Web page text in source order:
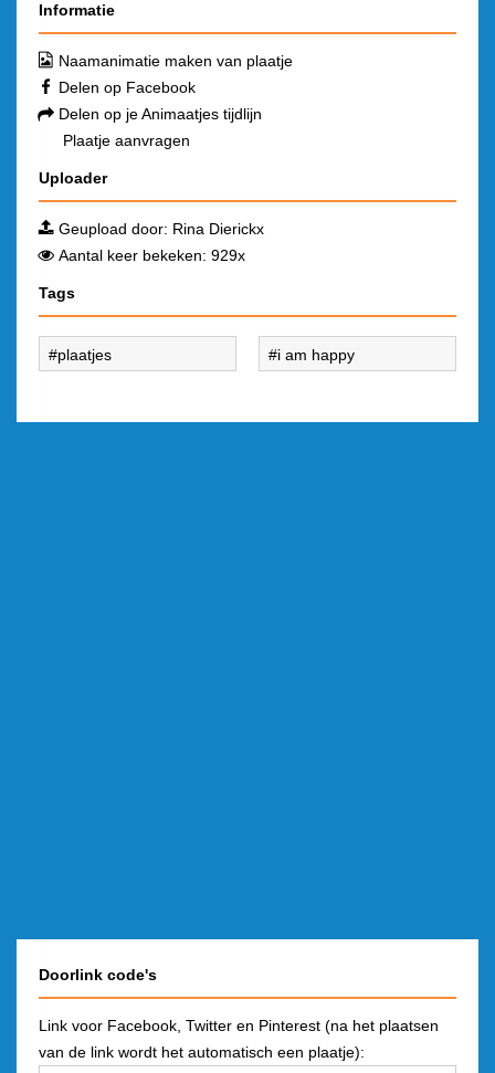
Informatie
Naamanimatie maken van plaatje
Delen op Facebook
Delen op je Animaatjes tijdlijn
Plaatje aanvragen
Uploader
Geupload door: Rina Dierickx
Aantal keer bekeken: 929x
Tags
plaatjes i am happy
Doorlink code's
Link voor Facebook, Twitter en Pinterest (na het plaatsen
van de link wordt het automatisch een plaatje):